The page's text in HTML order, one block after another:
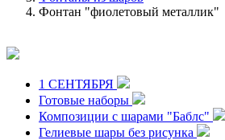
Фонтан "фиолетовый металлик"
1 СЕНТЯБРЯ
Готовые наборы
Композиции с шарами "Баблс"
Гелиевые шары без рисунка